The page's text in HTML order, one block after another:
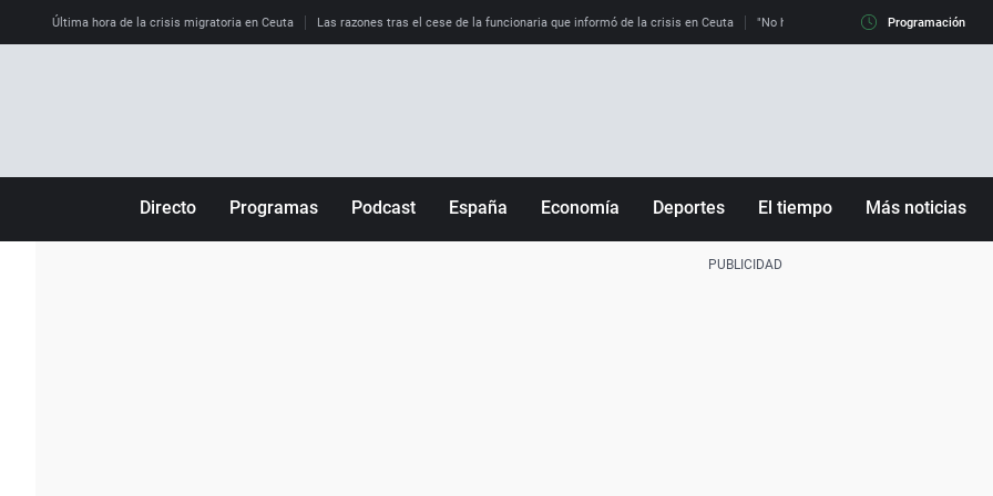
Última hora de la crisis migratoria en Ceuta Las razones tras el cese de la funcionaria que informó de la crisis en Ceuta "No hay mafias, que no nos engañen":
Programación
Directo Programas Podcast España Economía Deportes El tiempo Más noticias